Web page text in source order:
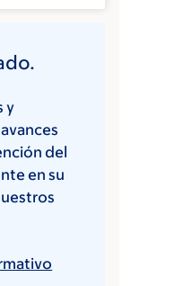
y
del
en su